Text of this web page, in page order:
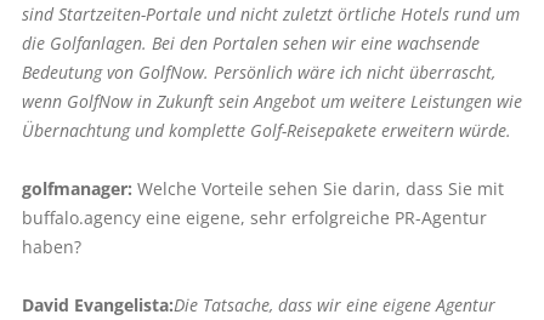
sind Startzeiten-Portale und nicht zuletzt örtliche Hotels rund um
die Golfanlagen. Bei den Portalen sehen wir eine wachsende
Bedeutung von GolfNow. Persönlich wäre ich nicht überrascht,
wenn GolfNow in Zukunft sein Angebot um weitere Leistungen wie
Übernachtung und komplette Golf-Reisepakete erweitern würde.
golfmanager: Welche Vorteile sehen Sie darin, dass Sie mit
buffalo.agency eine eigene, sehr erfolgreiche PR-Agentur
haben?
David Evangelista:Die Tatsache, dass wir eine eigene Agentur